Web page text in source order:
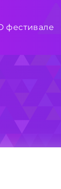
фестивале